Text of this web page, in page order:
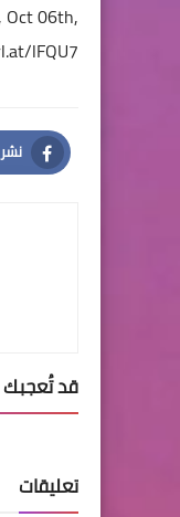
Oct 06th,
lFQU7
نشر
قد
تعليقات